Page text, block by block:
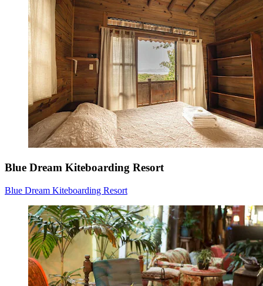
Blue Dream Kiteboarding Resort
Blue Dream Kiteboarding Resort